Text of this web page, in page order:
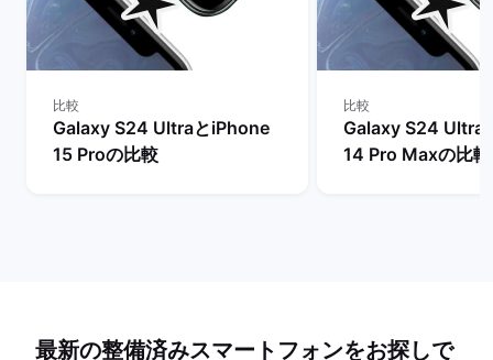
比較
Galaxy S24 UltraとiPhone
15 Proの比較
比較
Galaxy S24 Ultra
14 Pro Maxの比較
最新の整備済みスマートフォンをお探しで